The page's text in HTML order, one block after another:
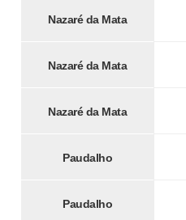
Nazaré da Mata
Nazaré da Mata
Nazaré da Mata
Paudalho
Paudalho